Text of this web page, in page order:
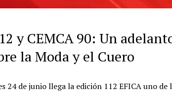
y CEMCA 90: Un
la Moda y el Cuero
24 de junio llega la edición 112 EFICA uno de